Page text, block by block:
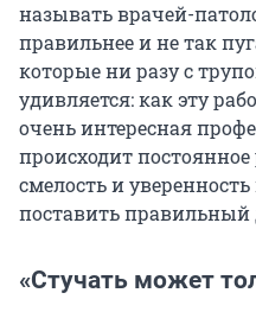
называть врачей-
правильнее и не так
которые ни разу с
удивляется: как эту
очень интересная
происходит
смелость и
поставить правильный
«Стучать может